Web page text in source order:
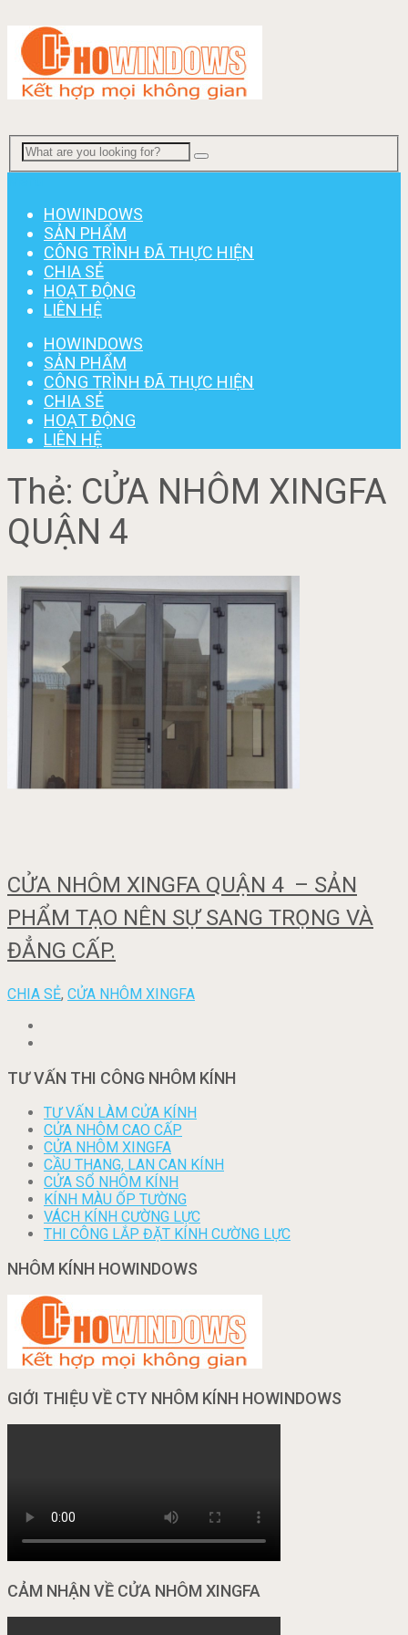
HOWINDOWS
SẢN PHẨM
CÔNG TRÌNH ĐÃ THỰC HIỆN
CHIA SẺ
HOẠT ĐỘNG
LIÊN HỆ
HOWINDOWS
SẢN PHẨM
CÔNG TRÌNH ĐÃ THỰC HIỆN
CHIA SẺ
HOẠT ĐỘNG
LIÊN HỆ
Thẻ: CỬA NHÔM XINGFA
QUẬN 4
CỬA NHÔM XINGFA QUẬN 4 – SẢN
PHẨM TẠO NÊN SỰ SANG TRỌNG VÀ
ĐẲNG CẤP.
CHIA SẺ, CỬA NHÔM XINGFA
TƯ VẤN THI CÔNG NHÔM KÍNH
TƯ VẤN LÀM CỬA KÍNH
CỬA NHÔM CAO CẤP
CỬA NHÔM XINGFA
CẦU THANG, LAN CAN KÍNH
CỬA SỔ NHÔM KÍNH
KÍNH MÀU ỐP TƯỜNG
VÁCH KÍNH CƯỜNG LỰC
THI CÔNG LẮP ĐẶT KÍNH CƯỜNG LỰC
NHÔM KÍNH HOWINDOWS
GIỚI THIỆU VỀ CTY NHÔM KÍNH HOWINDOWS
CẢM NHẬN VỀ CỬA NHÔM XINGFA